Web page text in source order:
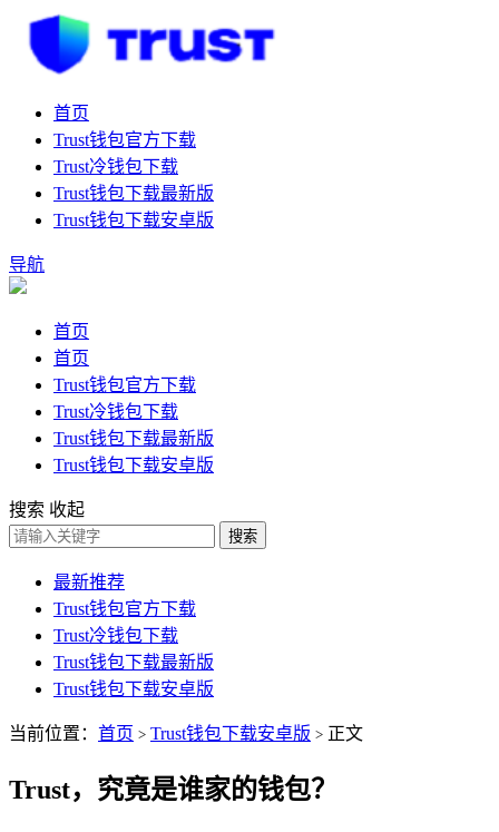
首页
Trust钱包官方下载
Trust冷钱包下载
Trust钱包下载最新版
Trust钱包下载安卓版
导航
首页
首页
Trust钱包官方下载
Trust冷钱包下载
Trust钱包下载最新版
Trust钱包下载安卓版
搜索 收起
搜索
最新推荐
Trust钱包官方下载
Trust冷钱包下载
Trust钱包下载最新版
Trust钱包下载安卓版
当前位置： 首页 > Trust钱包下载安卓版 > 正文
Trust，究竟是谁家的钱包？